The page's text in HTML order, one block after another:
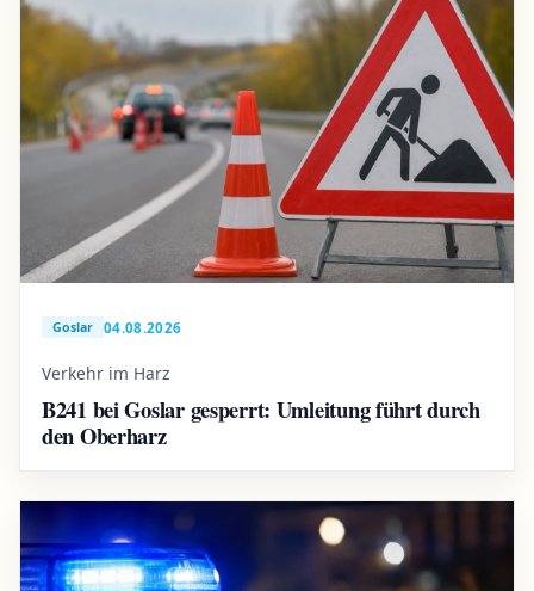
Goslar 04.08.2026
Verkehr im Harz
B241 bei Goslar gesperrt: Umleitung führt durch
den Oberharz